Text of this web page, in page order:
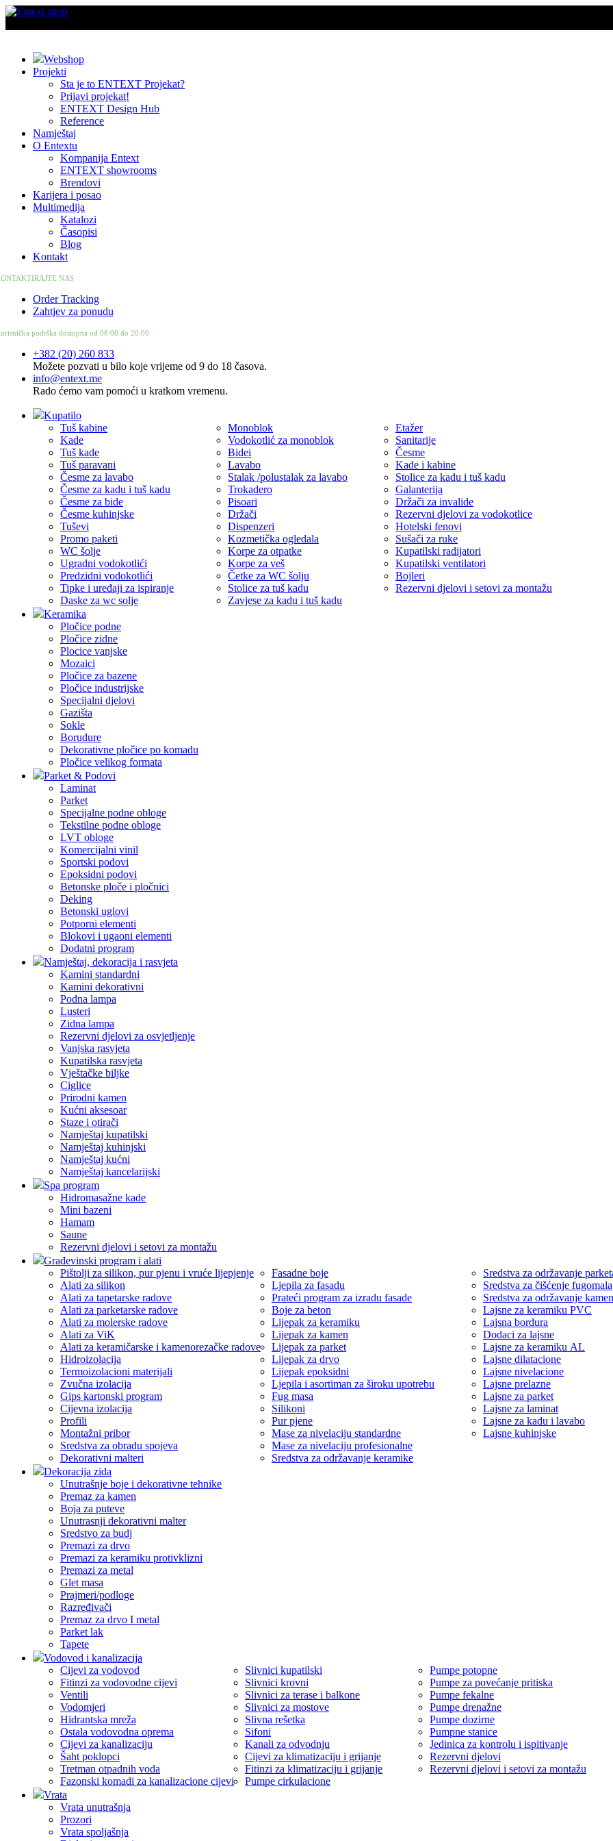
Webshop
Projekti
Sta je to ENTEXT Projekat?
Prijavi projekat!
ENTEXT Design Hub
Reference
Namještaj
O Entextu
Kompanija Entext
ENTEXT showrooms
Brendovi
Karijera i posao
Multimedija
Katalozi
Časopisi
Blog
Kontakt
NAS
Order Tracking
Zahtjev za ponudu
podrška dostupna od 08:00 do 20:00
+382 (20) 260 833
Možete pozvati u bilo koje vrijeme od 9 do 18 časova.
info@entext.me
Rado ćemo vam pomoći u kratkom vremenu.
Kupatilo
Tuš kabine
Kade
Tuš kade
Tuš paravani
Česme za lavabo
Česme za kadu i tuš kadu
Česme za bide
Česme kuhinjske
Tuševi
Promo paketi
WC šolje
Ugradni vodokotlići
Predzidni vodokotlići
Tipke i uređaji za ispiranje
Daske za wc solje
Monoblok
Vodokotlić za monoblok
Bidei
Lavabo
Stalak /polustalak za lavabo
Trokadero
Pisoari
Držači
Dispenzeri
Kozmetička ogledala
Korpe za otpatke
Korpe za veš
Četke za WC šolju
Stolice za tuš kadu
Zavjese za kadu i tuš kadu
Etažer
Sanitarije
Česme
Kade i kabine
Stolice za kadu i tuš kadu
Galanterija
Držači za invalide
Rezervni djelovi za vodokotlice
Hotelski fenovi
Sušači za ruke
Kupatilski radijatori
Kupatilski ventilatori
Bojleri
Rezervni djelovi i setovi za montažu
Keramika
Pločice podne
Pločice zidne
Plocice vanjske
Mozaici
Pločice za bazene
Pločice industrijske
Specijalni djelovi
Gazišta
Sokle
Borudure
Dekorativne pločice po komadu
Pločice velikog formata
Parket & Podovi
Laminat
Parket
Specijalne podne obloge
Tekstilne podne obloge
LVT obloge
Komercijalni vinil
Sportski podovi
Epoksidni podovi
Betonske ploče i pločnici
Deking
Betonski uglovi
Potporni elementi
Blokovi i ugaoni elementi
Dodatni program
Namještaj, dekoracija i rasvjeta
Kamini standardni
Kamini dekorativni
Podna lampa
Lusteri
Zidna lampa
Rezervni djelovi za osvjetljenje
Vanjska rasvjeta
Kupatilska rasvjeta
Vještačke biljke
Ciglice
Prirodni kamen
Kućni aksesoar
Staze i otirači
Namještaj kupatilski
Namještaj kuhinjski
Namještaj kućni
Namještaj kancelarijski
Spa program
Hidromasažne kade
Mini bazeni
Hamam
Saune
Rezervni djelovi i setovi za montažu
Građevinski program i alati
Pištolji za silikon, pur pjenu i vruće lijepjenje
Alati za silikon
Alati za tapetarske radove
Alati za parketarske radove
Alati za molerske radove
Alati za ViK
Alati za keramičarske i kamenorezačke radove
Hidroizolacija
Termoizolacioni materijali
Zvučna izolacija
Gips kartonski program
Cijevna izolacija
Profili
Montažni pribor
Sredstva za obradu spojeva
Dekorativni malteri
Fasadne boje
Ljepila za fasadu
Prateći program za izradu fasade
Boje za beton
Lijepak za keramiku
Lijepak za kamen
Lijepak za parket
Lijepak za drvo
Lijepak epoksidni
Ljepila i asortiman za široku upotrebu
Fug masa
Silikoni
Pur pjene
Mase za nivelaciju standardne
Mase za nivelaciju profesionalne
Sredstva za održavanje keramike
Sredstva za održavanje
Sredstva za čišćenje fugomala
Sredstva za održavanje
Lajsne za keramiku PVC
Lajsna bordura
Dodaci za lajsne
Lajsne za keramiku AL
Lajsne dilatacione
Lajsne nivelacione
Lajsne prelazne
Lajsne za parket
Lajsne za laminat
Lajsne za kadu i lavabo
Lajsne kuhinjske
Dekoracija zida
Unutrašnje boje i dekorativne tehnike
Premaz za kamen
Boja za puteve
Unutrasnji dekorativni malter
Sredstvo za budj
Premazi za drvo
Premazi za keramiku protivklizni
Premazi za metal
Glet masa
Prajmeri/podloge
Razređivači
Premaz za drvo I metal
Parket lak
Tapete
Vodovod i kanalizacija
Cijevi za vodovod
Fitinzi za vodovodne cijevi
Ventili
Vodomjeri
Hidrantska mreža
Ostala vodovodna oprema
Cijevi za kanalizaciju
Šaht poklopci
Tretman otpadnih voda
Fazonski komadi za kanalizacione cijevi
Slivnici kupatilski
Slivnici krovni
Slivnici za terase i balkone
Slivnici za mostove
Slivna rešetka
Sifoni
Kanali za odvodnju
Cijevi za klimatizaciju i grijanje
Fitinzi za klimatizaciju i grijanje
Pumpe cirkulacione
Pumpe potopne
Pumpe za povećanje pritiska
Pumpe fekalne
Pumpe drenažne
Pumpe dozirne
Pumpne stanice
Jedinica za kontrolu i ispitivanje
Rezervni djelovi
Rezervni djelovi i setovi za montažu
Vrata
Vrata unutrašnja
Prozori
Vrata spoljašnja